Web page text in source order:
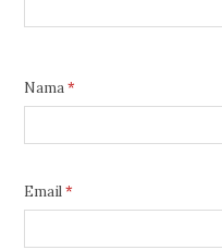
Nama*
Email*